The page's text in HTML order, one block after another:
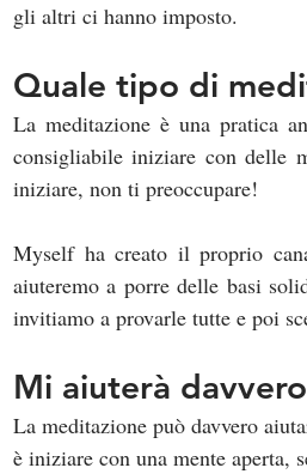
gli altri ci hanno imposto.
Quale tipo di
La meditazione è una pratica
consigliabile iniziare con delle
iniziare, non ti preoccupare!
Myself ha creato il proprio
aiuteremo a porre delle basi
invitiamo a provarle tutte e poi
Mi aiuterà
La meditazione può davvero
è iniziare con una mente aperta,